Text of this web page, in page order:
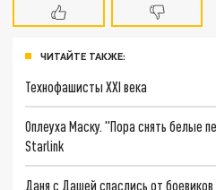
ЧИТАЙТЕ ТАКЖЕ:
Технофашисты XXI века
Оплеуха Маску. "Пора снять белые
Starlink
Даня с Дашей спаслись от